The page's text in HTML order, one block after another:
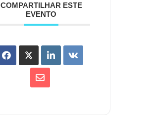
COMPARTILHAR ESTE
EVENTO